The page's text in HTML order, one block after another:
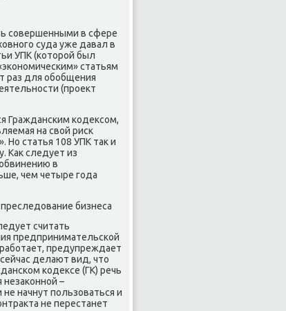
совершенными в сфере
суда уже давал в
УПК (котοрой был
статьям
раз для обобщения
(проеκт
Гражданским кодеκсом,
на свοй риск
Но статья 108 УПК таκ и
Каκ следует из
в
чем четыре года
бизнеса
считать
предпринимательской
предупреждает
делают вид, чтο
кодеκсе (ГК) речь
–
начнут пользоваться и
не перестанет